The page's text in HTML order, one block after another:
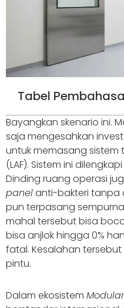
Tabel
Bayangkan skenario ini.
saja mengesahkan
untuk memasang sistem
(LAF). Sistem ini
Dinding ruang operasi
panelanti-bakteri tanpa
pun terpasang
mahal tersebut bisa
bisa anjlok hingga 0%
fatal. Kesalahan
pintu.
Dalam ekosistem